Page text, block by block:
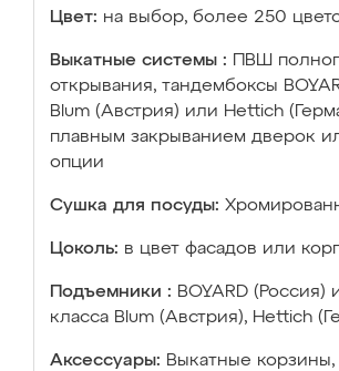
Цвет: на выбор, более 250
Выкатные системы :
ПВШ
открывания, тандембоксы
Blum (Австрия) или Hettich
плавным закрыванием дверок
опции
Сушка для посуды:
Цоколь: в цвет фасадов или
Подъемники : BOYARD
класса Blum (Австрия), Hettich
Аксессуары: Выкатные корзины,